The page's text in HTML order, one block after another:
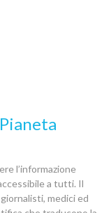
l’informazione
a tutti. Il
medici ed